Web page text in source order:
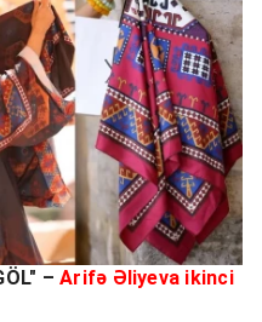
–Arifə Əliyeva ikinci